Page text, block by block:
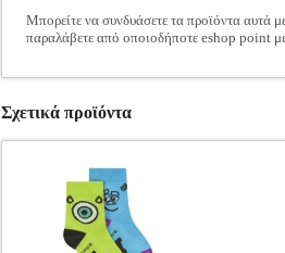
Μπορείτε να συνδυάσετε τα προϊόντα αυτά
παραλάβετε από οποιοδήποτε eshop point
Σχετικά προϊόντα